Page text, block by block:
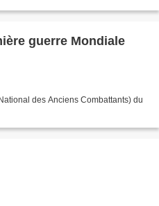
guerre Mondiale
des Anciens Combattants) du